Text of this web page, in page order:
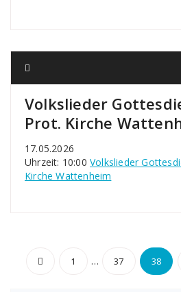
Volkslieder
Prot. Kirche
17.05.2026
Uhrzeit: 10:00 Volkslieder
Kirche Wattenheim
1 … 37 38